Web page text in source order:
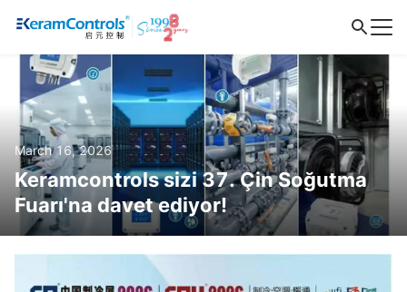
March 16, 2026
Keramcontrols sizi 37. Çin Soğutma
Fuarı'na davet ediyor!